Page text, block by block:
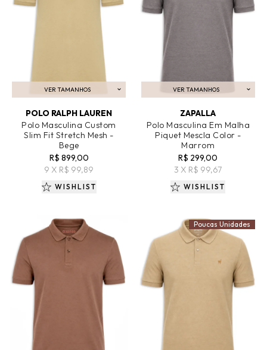
VER TAMANHOS
ADICIONAR AO CARRINHO
POLO RALPH LAUREN
Polo Masculina Custom
Slim Fit Stretch Mesh -
Bege
R$ 899,00
9 X R$ 99,89
WISHLIST
VER TAMANHOS
ADICIONAR AO CARRINHO
ZAPALLA
Polo Masculina Em Malha
Piquet Mescla Color -
Marrom
R$ 299,00
3 X R$ 99,67
WISHLIST
Poucas Unidades